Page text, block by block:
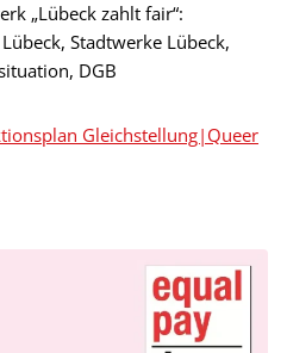
„Lübeck zahlt fair“:
Stadtwerke Lübeck,
DGB
Gleichstellung|Queer